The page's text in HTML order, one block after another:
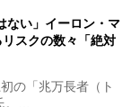
ない」イーロン・マ
スクの数々「絶対
の「兆万長者（ト
。…